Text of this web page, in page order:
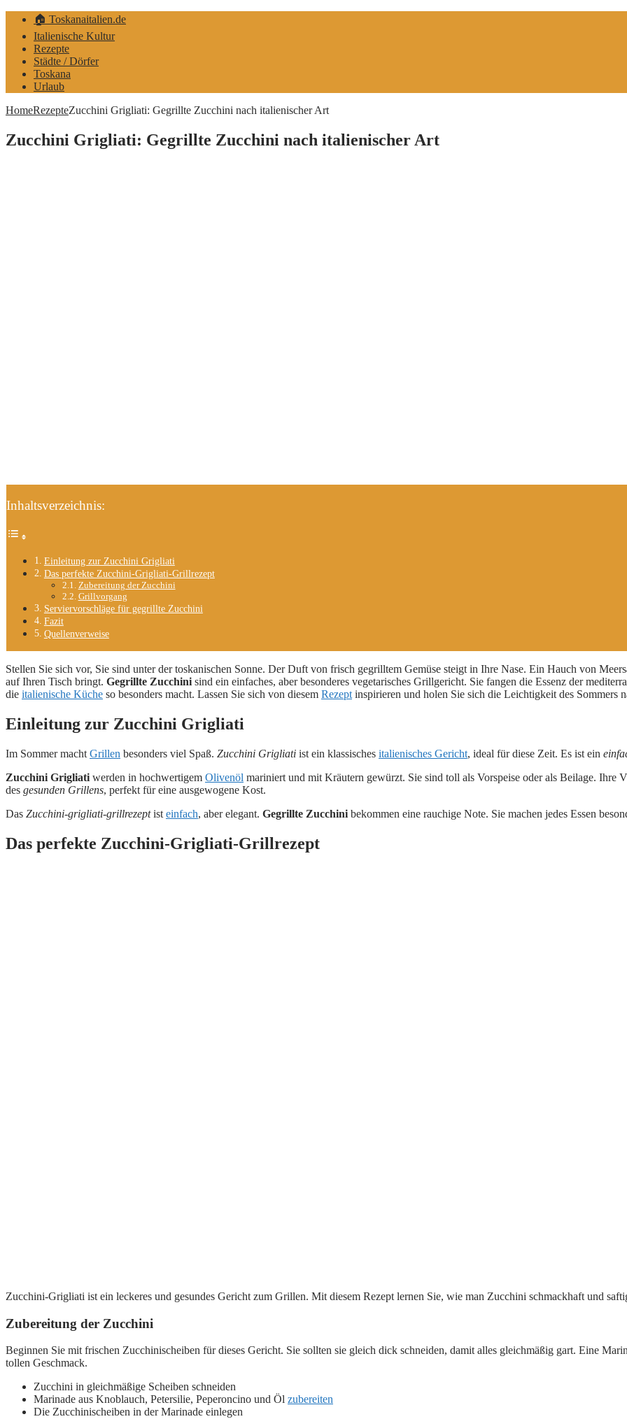
🏠 Toskanaitalien.de
Italienische Kultur
Rezepte
Städte / Dörfer
Toskana
Urlaub
HomeRezepteZucchini Grigliati: Gegrillte Zucchini nach italienischer Art
Zucchini Grigliati: Gegrillte Zucchini nach italienischer Art
Inhaltsverzeichnis:
Einleitung zur Zucchini Grigliati
Das perfekte Zucchini-Grigliati-Grillrezept
Zubereitung der Zucchini
Grillvorgang
Serviervorschläge für gegrillte Zucchini
Fazit
Quellenverweise
Stellen Sie sich vor, Sie sind unter der toskanischen Sonne. Der Duft von frisch gegrilltem Gemüse steigt in Ihre Nase. Ein Hauch von
auf Ihren Tisch bringt. Gegrillte Zucchini sind ein einfaches, aber besonderes vegetarisches Grillgericht. Sie fangen die Essenz der
die italienische Küche so besonders macht. Lassen Sie sich von diesem Rezept inspirieren und holen Sie sich die Leichtigkeit des Sommers
Einleitung zur Zucchini Grigliati
Im Sommer macht Grillen besonders viel Spaß. Zucchini Grigliati ist ein klassisches italienisches Gericht, ideal für diese Zeit. Es ist ein
Zucchini Grigliati werden in hochwertigem Olivenöl mariniert und mit Kräutern gewürzt. Sie sind toll als Vorspeise oder als Beilage.
des gesunden Grillens, perfekt für eine ausgewogene Kost.
Das Zucchini-grigliati-grillrezeptist einfach, aber elegant. Gegrillte Zucchini bekommen eine rauchige Note. Sie machen jedes Essen
Das perfekte Zucchini-Grigliati-Grillrezept
Zucchini-Grigliati ist ein leckeres und gesundes Gericht zum Grillen. Mit diesem Rezept lernen Sie, wie man Zucchini schmackhaft und
Zubereitung der Zucchini
Beginnen Sie mit frischen Zucchinischeiben für dieses Gericht. Sie sollten sie gleich dick schneiden, damit alles gleichmäßig gart. Eine
tollen Geschmack.
Zucchini in gleichmäßige Scheiben schneiden
Marinade aus Knoblauch, Petersilie, Peperoncino und Öl zubereiten
Die Zucchinischeiben in der Marinade einlegen